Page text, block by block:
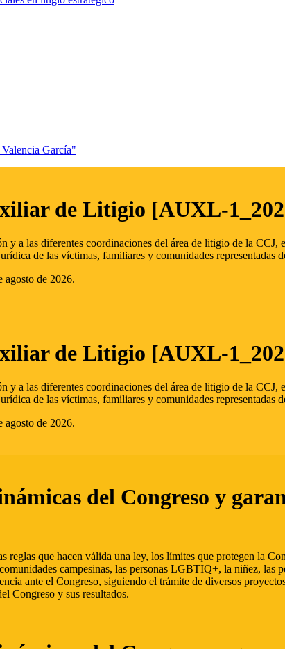
García"
de Litigio [AUXL-
y a las diferentes coordinaciones del área de litigio de la
de las víctimas, familiares y comunidades
agosto de 2026.
de Litigio [AUXL-
y a las diferentes coordinaciones del área de litigio de la
de las víctimas, familiares y comunidades
agosto de 2026.
del Congreso y
reglas que hacen válida una ley, los límites que protegen la
campesinas, las personas LGBTIQ+, la niñez, las
ante el Congreso, siguiendo el trámite de diversos
Congreso y sus resultados.